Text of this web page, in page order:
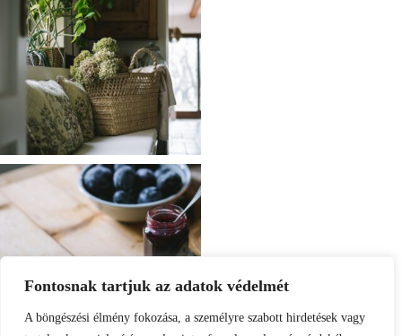
Fontosnak tartjuk az adatok védelmét
A böngészési élmény fokozása, a személyre szabott hirdetések vagy